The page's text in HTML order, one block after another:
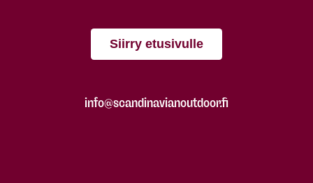
Siirry etusivulle
info@scandinavianoutdoor.fi